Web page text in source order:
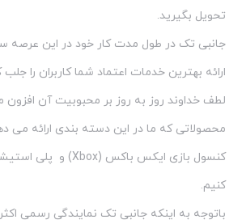
تحویل بگیرید.
جانبی تک در طول مدت کار خود در این عرصه
ارائه بهترین خدمات اعتماد شما کاربران را
لطف خداوند روز به روز بر محبوبیت آن افزون
محصولاتی که ما در این دسته بندی ارائه می
کنیم.
باتوجه به اینکه جانبی تک نمایندگی رسمی اکثر